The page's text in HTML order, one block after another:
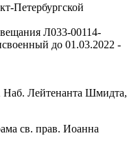
Петербургской
Л033-00114-
до 01.03.2022 -
Наб. Лейтенанта Шмидта,
св. прав. Иоанна